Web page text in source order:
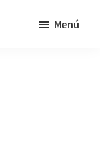
Menú